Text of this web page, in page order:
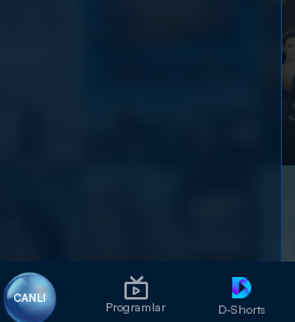
CANLI
Programlar D-Shorts